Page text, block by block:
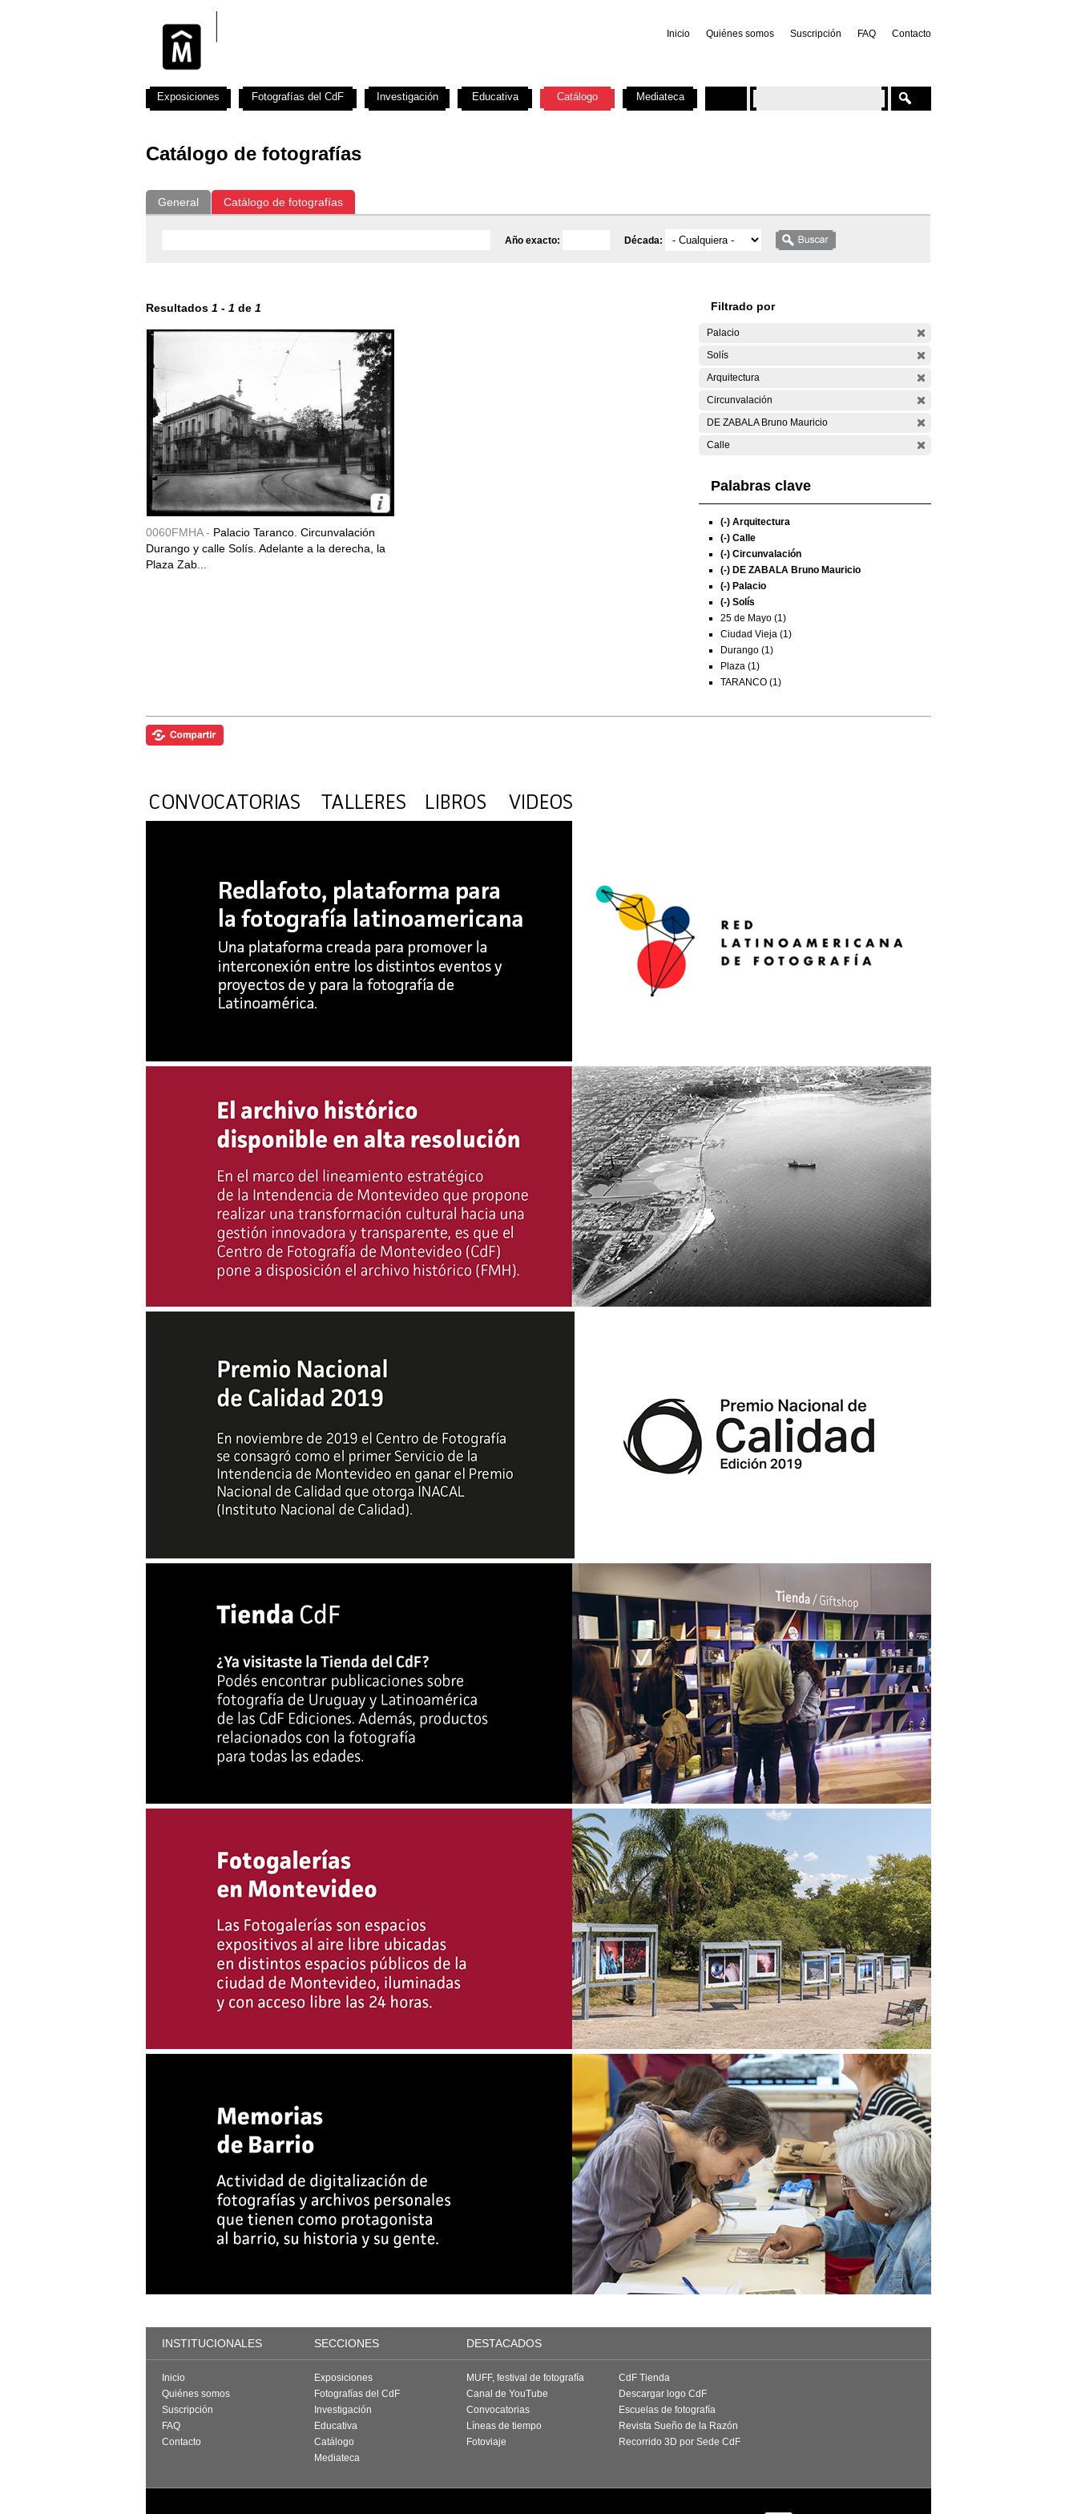
Inicio Quiénes somos Suscripción FAQ Contacto
Catálogo de fotografías
General Catálogo de fotografías
Año exacto: Década:
Resultados 1 - 1 de 1
0060FMHA - Palacio Taranco. Circunvalación
Durango y calle Solís. Adelante a la derecha, la
Plaza Zab...
Filtrado por
Palacio
Solís
Arquitectura
Circunvalación
DE ZABALA Bruno Mauricio
Calle
Palabras clave
(-) Arquitectura
(-) Calle
(-) Circunvalación
(-) DE ZABALA Bruno Mauricio
(-) Palacio
(-) Solís
25 de Mayo (1)
Ciudad Vieja (1)
Durango (1)
Plaza (1)
TARANCO (1)
Exposiciones Fotografías del CdF Investigación Educativa Catálogo Mediateca
INSTITUCIONALES SECCIONES DESTACADOS
Inicio
Quiénes somos
Suscripción
FAQ
Contacto
Exposiciones
Fotografías del CdF
Investigación
Educativa
Catálogo
Mediateca
MUFF, festival de fotografía
Canal de YouTube
Convocatorias
Líneas de tiempo
Fotoviaje
CdF Tienda
Descargar logo CdF
Escuelas de fotografía
Revista Sueño de la Razón
Recorrido 3D por Sede CdF